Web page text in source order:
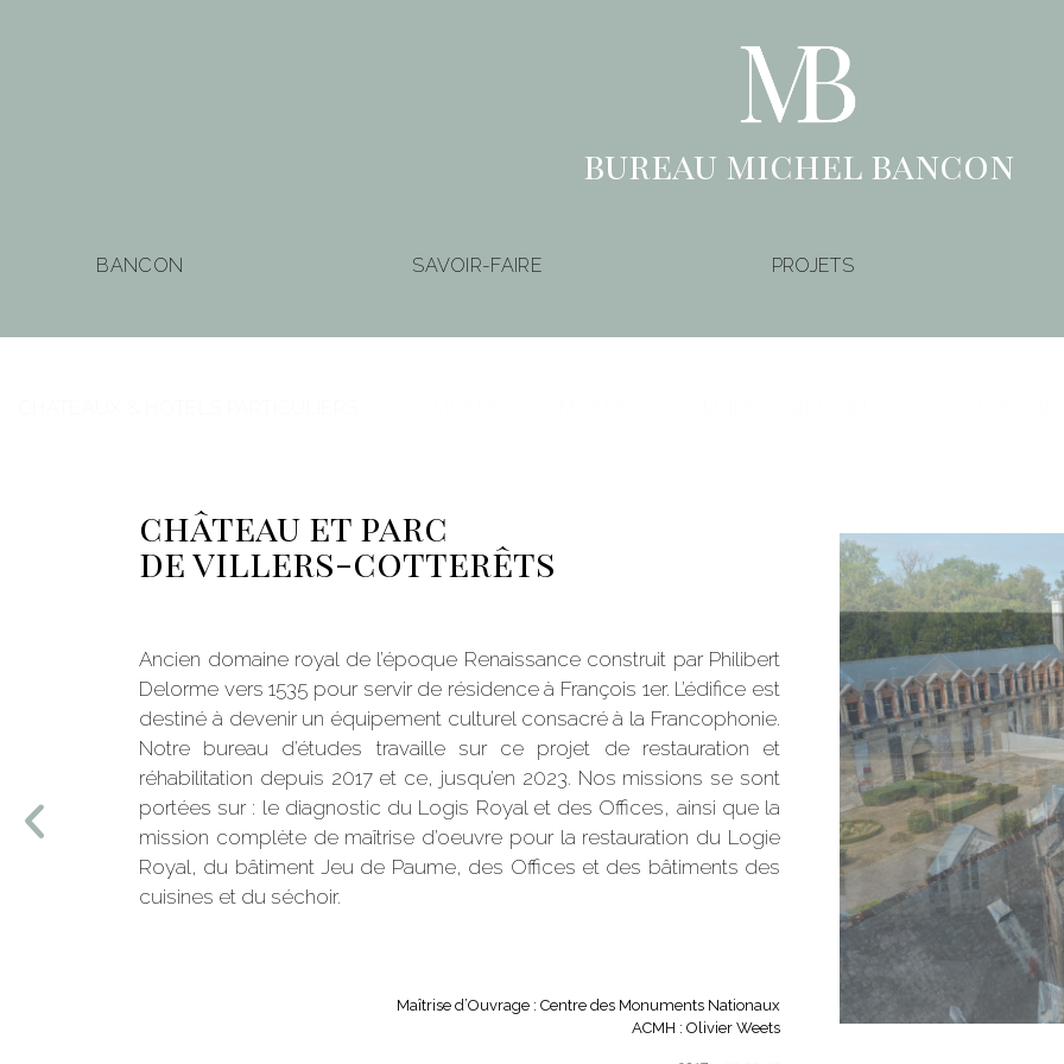
bureau michel bancon
BANCON SAVOIR-FAIRE PROJETS
château et parc
de villers-cotterêts
Ancien domaine royal de l’époque Renaissance construit par Philibert
Delorme vers 1535 pour servir de résidence à François 1er. L’édifice est
destiné à devenir un équipement culturel consacré à la Francophonie.
Notre bureau d’études travaille sur ce projet de restauration et
réhabilitation depuis 2017 et ce, jusqu’en 2023. Nos missions se sont
portées sur : le diagnostic du Logis Royal et des Offices, ainsi que la
mission complète de maîtrise d’oeuvre pour la restauration du Logie
Royal, du bâtiment Jeu de Paume, des Offices et des bâtiments des
cuisines et du séchoir.
Maîtrise d’Ouvrage : Centre des Monuments Nationaux
ACMH : Olivier Weets